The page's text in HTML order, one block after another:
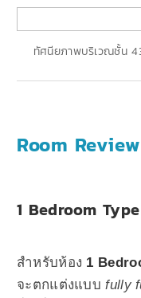
ทัศนียภาพบริเวณชั้น
Room Review
1 Bedroom
สำหรับห้อง 1
จะตกแต่งแบบfully